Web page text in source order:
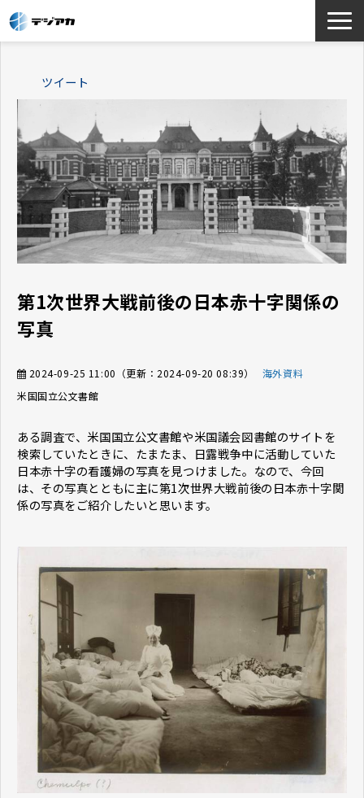
導入事例
よくあるご質問
ツイート
第1次世界大戦前後の日本赤十字関係の
写真
2024-09-25 11:00 （更新： 2024-09-20 08:39）
海外資料
米国国立公文書館
ある調査で、米国国立公文書館や米国議会図書館のサイトを
検索していたときに、たまたま、日露戦争中に活動していた
日本赤十字の看護婦の写真を見つけました。なので、今回
は、その写真とともに主に第1次世界大戦前後の日本赤十字関
係の写真をご紹介したいと思います。